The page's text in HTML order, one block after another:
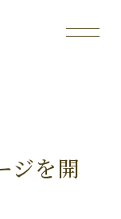
ジを開